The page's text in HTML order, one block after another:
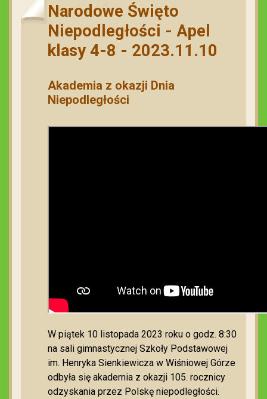
Narodowe Święto
Niepodległości - Apel
klasy 4-8 - 2023.11.10
Akademia z okazji Dnia
Niepodległości
W piątek 10 listopada 2023 roku o godz. 8:30
na sali gimnastycznej Szkoły Podstawowej
im. Henryka Sienkiewicza w Wiśniowej Górze
odbyła się akademia z okazji 105. rocznicy
odzyskania przez Polskę niepodległości.